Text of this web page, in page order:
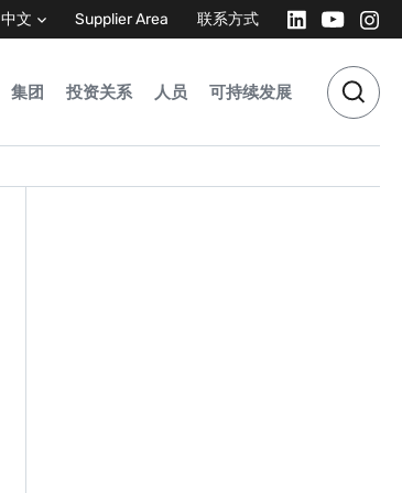
中文 Supplier Area 联系方式
集团 投资关系 人员 可持续发展